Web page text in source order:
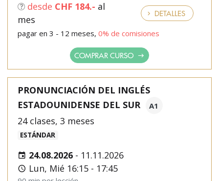
desde CHF 184.- al
mes
pagar en 3 - 12 meses, 0% de comisiones
DETALLES
COMPRAR CURSO
PRONUNCIACIÓN DEL INGLÉS
ESTADOUNIDENSE DEL SUR
A1
24 clases, 3 meses
ESTÁNDAR
24.08.2026 - 11.11.2026
Lun, Mié 16:15 - 17:45